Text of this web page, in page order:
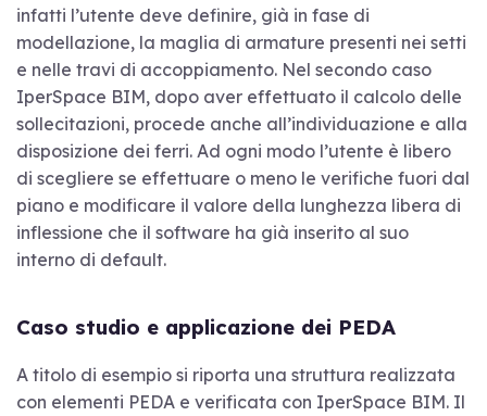
infatti l’utente deve definire, già in fase di
modellazione, la maglia di armature presenti nei setti
e nelle travi di accoppiamento. Nel secondo caso
IperSpace BIM, dopo aver effettuato il calcolo delle
sollecitazioni, procede anche all’individuazione e alla
disposizione dei ferri. Ad ogni modo l’utente è libero
di scegliere se effettuare o meno le verifiche fuori dal
piano e modificare il valore della lunghezza libera di
inflessione che il software ha già inserito al suo
interno di default.
Caso studio e applicazione dei PEDA
A titolo di esempio si riporta una struttura realizzata
con elementi PEDA e verificata con IperSpace BIM. Il